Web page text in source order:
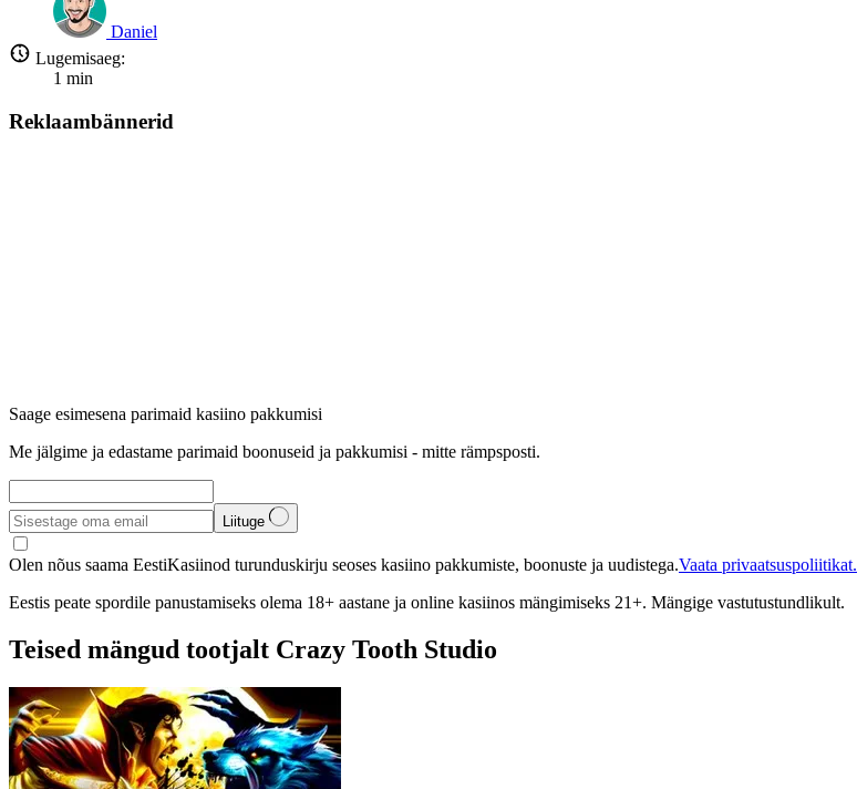
Daniel
Lugemisaeg:
1 min
Reklaambännerid
Saage esimesena parimaid kasiino pakkumisi
Me jälgime ja edastame parimaid boonuseid ja pakkumisi - mitte rämpsposti.
Liituge
Olen nõus saama EestiKasiinod turunduskirju seoses kasiino pakkumiste, boonuste ja uudistega.Vaata privaatsuspoliitikat.
Eestis peate spordile panustamiseks olema 18+ aastane ja online kasiinos mängimiseks 21+. Mängige vastutustundlikult.
Teised mängud tootjalt Crazy Tooth Studio